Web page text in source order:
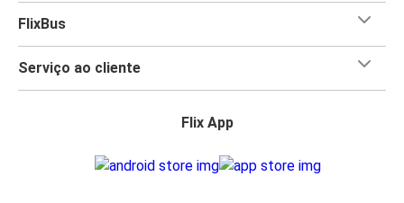
FlixBus
Serviço ao cliente
Flix App